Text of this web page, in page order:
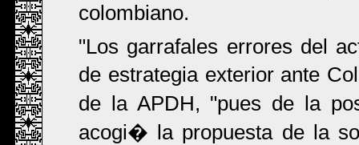
colombiano.
"Los garrafales errores del
de estrategia exterior ante
de la APDH, "pues de la
acogi� la propuesta de la